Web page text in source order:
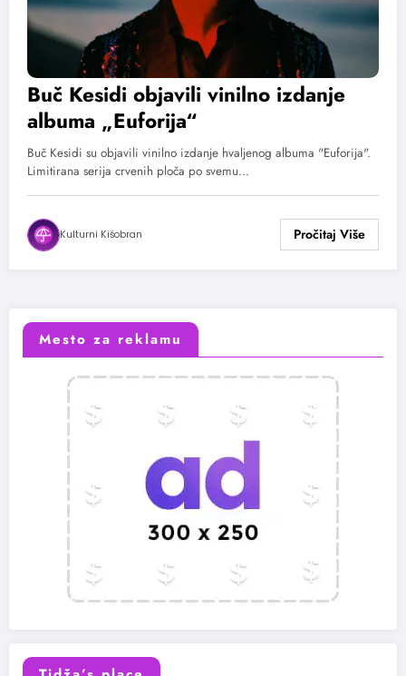
Buč Kesidi objavili vinilno izdanje
albuma „Euforija“
Buč Kesidi su objavili vinilno izdanje hvaljenog albuma "Euforija".
Limitirana serija crvenih ploča po svemu…
Kulturni Kišobran
Mesto za reklamu